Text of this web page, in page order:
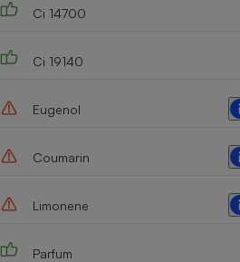
Ci 14700
Ci 19140
Eugenol
Coumarin
Limonene
Parfum